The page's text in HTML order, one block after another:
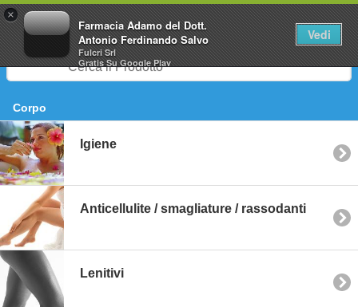
×
Farmacia Adamo del Dott.
Antonio Ferdinando Salvo
Fulcri Srl
GratisSu Google Play
Vedi
0
Corpo
Igiene
Anticellulite / smagliature / rassodanti
Lenitivi